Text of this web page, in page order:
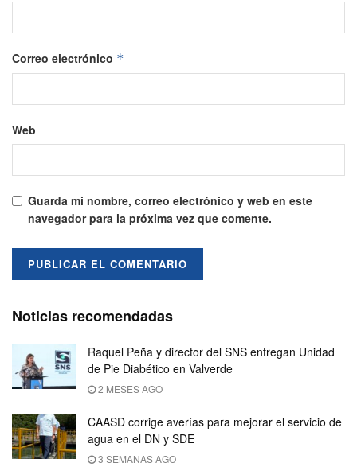
Correo electrónico *
Web
Guarda mi nombre, correo electrónico y web en este
navegador para la próxima vez que comente.
Noticias recomendadas
Raquel Peña y director del SNS entregan Unidad
de Pie Diabético en Valverde
2 MESES AGO
CAASD corrige averías para mejorar el servicio de
agua en el DN y SDE
3 SEMANAS AGO